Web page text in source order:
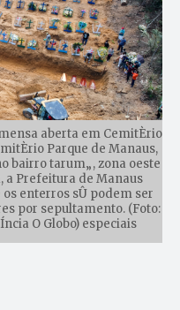
aberta em CemitÈrio
Parque de Manaus,
bairro tarum„, zona oeste
a Prefeitura de Manaus
enterros sÛ podem ser
por sepultamento. (Foto:
O Globo) especiais